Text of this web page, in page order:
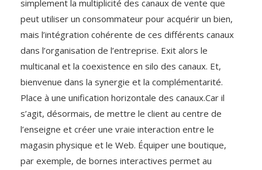
simplement la multiplicité des canaux de vente que
peut utiliser un consommateur pour acquérir un bien,
mais l’intégration cohérente de ces différents canaux
dans l’organisation de l’entreprise. Exit alors le
multicanal et la coexistence en silo des canaux. Et,
bienvenue dans la synergie et la complémentarité.
Place à une unification horizontale des canaux.Car il
s’agit, désormais, de mettre le client au centre de
l’enseigne et créer une vraie interaction entre le
magasin physique et le Web. Équiper une boutique,
par exemple, de bornes interactives permet au